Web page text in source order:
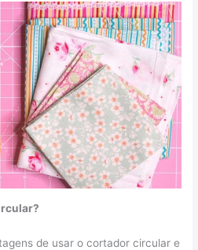
de usar o cortador circular e